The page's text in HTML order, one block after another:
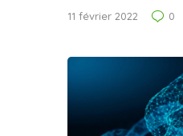
11 février 2022 0